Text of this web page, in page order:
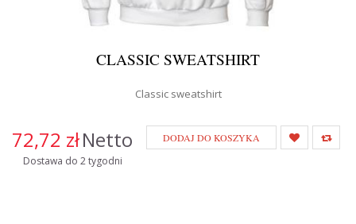
CLASSIC SWEATSHIRT
Classic sweatshirt
72,72 złNetto
Dostawa do 2 tygodni
DODAJ DO KOSZYKA